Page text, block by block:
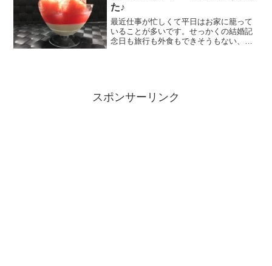
た♪
最近仕事が忙しくて平日はお家に籠って
いることが多いです。せっかくの結婚記
念日も旅行も外食もできそうもない、と
スポンサーリンク